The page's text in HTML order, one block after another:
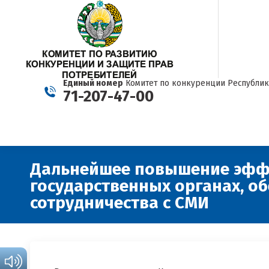
Единый номер Комитет по конкуренции
71-207-47-00
Дальнейшее повышение
государственных органах,
сотрудничества с СМИ